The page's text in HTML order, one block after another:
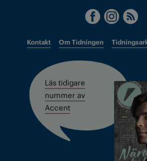
Kontakt Om Tidningen
Läs tidigare
nummer av
Accent